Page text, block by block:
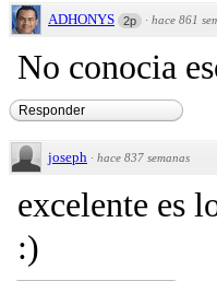
ADHONYS 2p · hace 861
No conocia
Responder
joseph · hace 837 semanas
excelente es
:)